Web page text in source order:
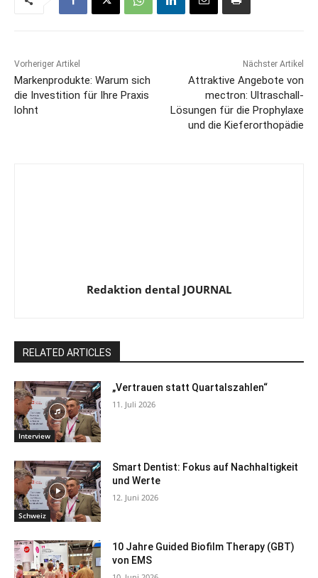
Vorheriger Artikel
Markenprodukte: Warum sich
die Investition für Ihre Praxis
lohnt
Nächster Artikel
Attraktive Angebote von
mectron: Ultraschall-
Lösungen für die Prophylaxe
und die Kieferorthopädie
Redaktion dental JOURNAL
RELATED ARTICLES
Interview
„Vertrauen statt Quartalszahlen“
11. Juli 2026
Schweiz
Smart Dentist: Fokus auf Nachhaltigkeit
und Werte
12. Juni 2026
10 Jahre Guided Biofilm Therapy (GBT)
von EMS